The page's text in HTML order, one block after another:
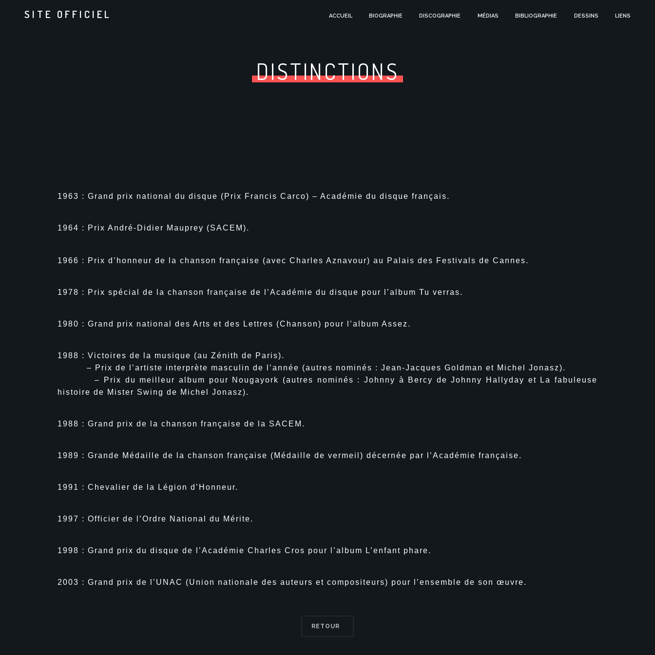
SITE OFFICIEL ACCUEIL BIOGRAPHIE DISCOGRAPHIE MÉDIAS BIBLIOGRAPHIE DESSINS LIENS
DISTINCTIONS
1963 : Grand prix national du disque (Prix Francis Carco) – Académie du disque français.
1964 : Prix André-Didier Mauprey (SACEM).
1966 : Prix d’honneur de la chanson française (avec Charles Aznavour) au Palais des Festivals de Cannes.
1978 : Prix spécial de la chanson française de l’Académie du disque pour l’album Tu verras.
1980 : Grand prix national des Arts et des Lettres (Chanson) pour l’album Assez.
1988 : Victoires de la musique (au Zénith de Paris).
– Prix de l’artiste interprète masculin de l’année (autres nominés : Jean-Jacques Goldman et Michel Jonasz).
– Prix du meilleur album pour Nougayork (autres nominés : Johnny à Bercy de Johnny Hallyday et La fabuleuse
histoire de Mister Swing de Michel Jonasz).
1988 : Grand prix de la chanson française de la SACEM.
1989 : Grande Médaille de la chanson française (Médaille de vermeil) décernée par l’Académie française.
1991 : Chevalier de la Légion d’Honneur.
1997 : Officier de l’Ordre National du Mérite.
1998 : Grand prix du disque de l’Académie Charles Cros pour l’album L’enfant phare.
2003 : Grand prix de l’UNAC (Union nationale des auteurs et compositeurs) pour l’ensemble de son œuvre.
RETOUR